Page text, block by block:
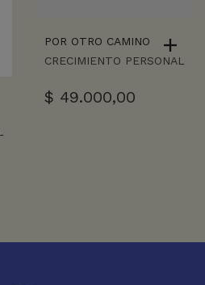
POR OTRO CAMINO
CRECIMIENTO PERSONAL
$ 49.000,00